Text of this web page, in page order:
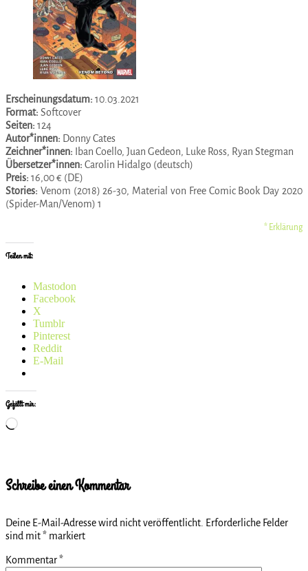
Erscheinungsdatum: 10.03.2021
Format: Softcover
Seiten: 124
Autor*innen: Donny Cates
Zeichner*innen: Iban Coello, Juan Gedeon, Luke Ross, Ryan Stegman
Übersetzer*innen: Carolin Hidalgo (deutsch)
Preis: 16,00 € (DE)
Stories: Venom (2018) 26-30, Material von Free Comic Book Day 2020
(Spider-Man/Venom) 1
* Erklärung
Teilen mit:
Mastodon
Facebook
X
Tumblr
Pinterest
Reddit
E-Mail
Gefällt mir:
Wird
Schreibe einen Kommentar
Deine E-Mail-Adresse wird nicht veröffentlicht. Erforderliche Felder
sind mit* markiert
Kommentar*